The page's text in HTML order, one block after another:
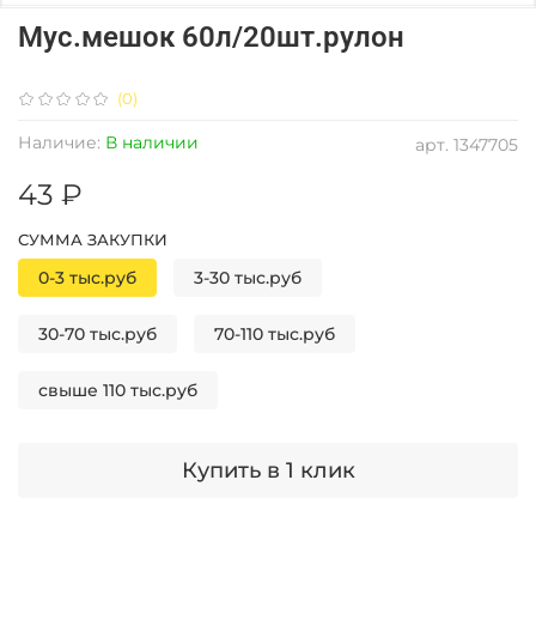
(0)
арт. 1347705
Наличие: В наличии
Мус.мешок 60л/20шт.рулон
43 ₽
Купить в 1 клик
СУММА ЗАКУПКИ
0-3 тыс.руб 3-30 тыс.руб
30-70 тыс.руб 70-110 тыс.руб
свыше 110 тыс.руб